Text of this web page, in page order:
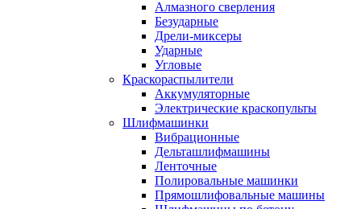
Алмазного сверления
Безударные
Дрели-миксеры
Ударные
Угловые
Краскораспылители
Аккумуляторные
Электрические краскопульты
Шлифмашинки
Вибрационные
Дельташлифмашины
Ленточные
Полировальные машинки
Прямошлифовальные машины